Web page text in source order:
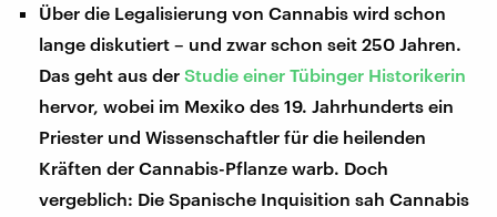
Über die Legalisierung von Cannabis wird schon
lange diskutiert – und zwar schon seit 250 Jahren.
Das geht aus derStudie einer Tübinger Historikerin
hervor, wobei im Mexiko des 19. Jahrhunderts ein
Priester und Wissenschaftler für die heilenden
Kräften der Cannabis-Pflanze warb. Doch
vergeblich: Die Spanische Inquisition sah Cannabis